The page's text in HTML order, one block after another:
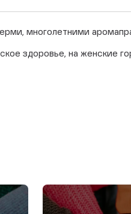
многолетними
здоровье, на женские